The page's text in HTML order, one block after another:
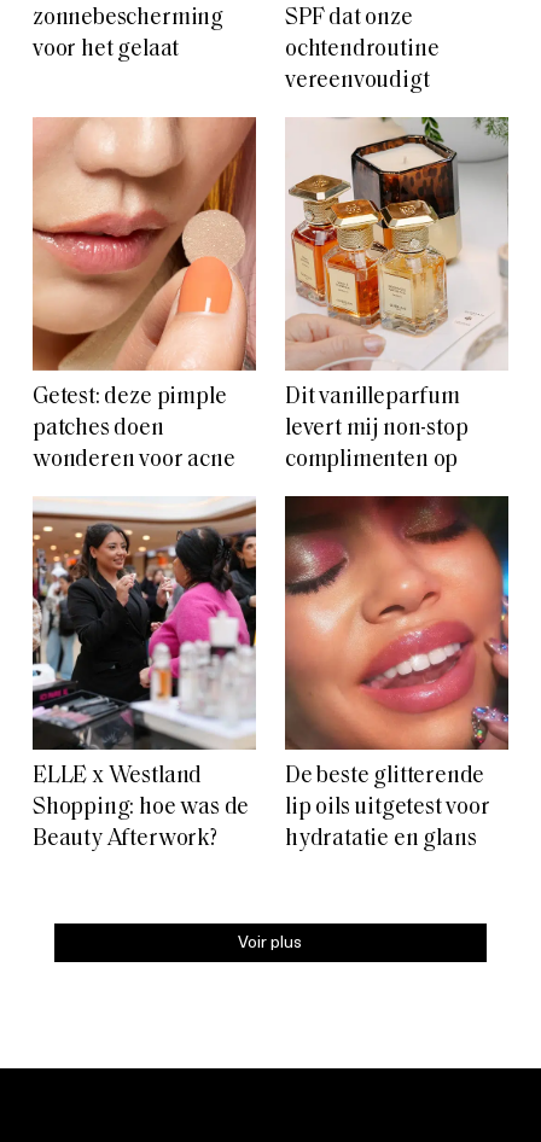
zonnebescherming
voor het gelaat
SPF dat onze
ochtendroutine
vereenvoudigt
Getest: deze pimple
patches doen
wonderen voor acne
Dit vanilleparfum
levert mij non-stop
complimenten op
ELLE x Westland
Shopping: hoe was de
Beauty Afterwork?
De beste glitterende
lip oils uitgetest voor
hydratatie en glans
Voir plus